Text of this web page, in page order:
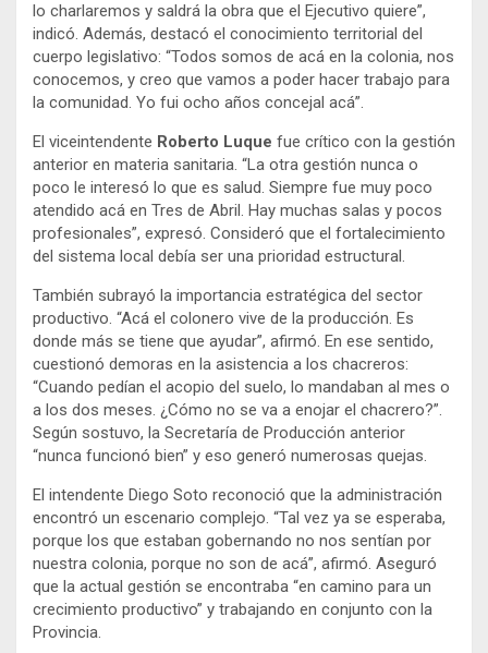
lo charlaremos y saldrá la obra que el Ejecutivo quiere”,
indicó. Además, destacó el conocimiento territorial del
cuerpo legislativo: “Todos somos de acá en la colonia, nos
conocemos, y creo que vamos a poder hacer trabajo para
la comunidad. Yo fui ocho años concejal acá”.
El viceintendente Roberto Luque fue crítico con la gestión
anterior en materia sanitaria. “La otra gestión nunca o
poco le interesó lo que es salud. Siempre fue muy poco
atendido acá en Tres de Abril. Hay muchas salas y pocos
profesionales”, expresó. Consideró que el fortalecimiento
del sistema local debía ser una prioridad estructural.
También subrayó la importancia estratégica del sector
productivo. “Acá el colonero vive de la producción. Es
donde más se tiene que ayudar”, afirmó. En ese sentido,
cuestionó demoras en la asistencia a los chacreros:
“Cuando pedían el acopio del suelo, lo mandaban al mes o
a los dos meses. ¿Cómo no se va a enojar el chacrero?”.
Según sostuvo, la Secretaría de Producción anterior
“nunca funcionó bien” y eso generó numerosas quejas.
El intendente Diego Soto reconoció que la administración
encontró un escenario complejo. “Tal vez ya se esperaba,
porque los que estaban gobernando no nos sentían por
nuestra colonia, porque no son de acá”, afirmó. Aseguró
que la actual gestión se encontraba “en camino para un
crecimiento productivo” y trabajando en conjunto con la
Provincia.